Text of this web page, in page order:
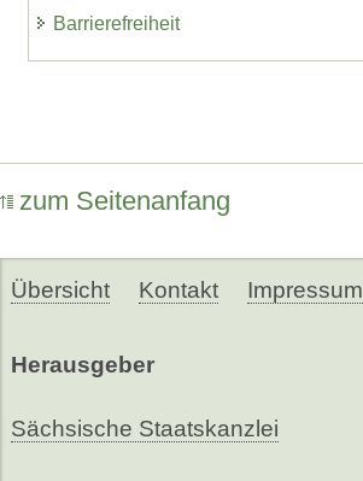
Barrierefreiheit
zum Seitenanfang
Übersicht Kontakt Impressum
Herausgeber
Sächsische Staatskanzlei